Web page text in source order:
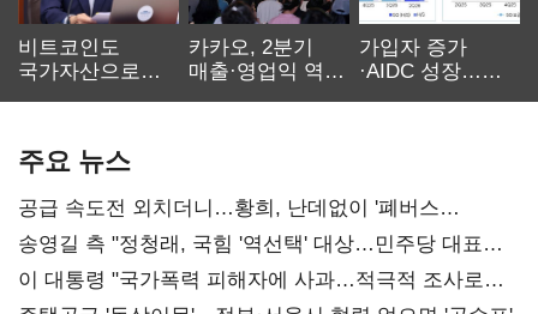
비트코인도
국가자산으로…'
카카오, 2분기
매출·영업익 역대
가입자 증가
·AIDC 성장…
주요 뉴스
공급 속도전 외치더니…황희, 난데없이 '폐버스
리모델링' 제안
송영길 측 "정청래, 국힘 '역선택' 대상…민주당 대표로
총선 지휘 못해"
이 대통령 "국가폭력 피해자에 사과…적극적 조사로